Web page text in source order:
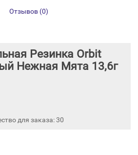
Отзывов (0)
Резинка Orbit
Нежная Мята 13,6г
для заказа: 30